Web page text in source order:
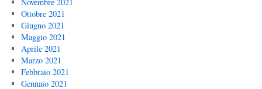
Ottobre 2021
Giugno 2021
Maggio 2021
Aprile 2021
Marzo 2021
Febbraio 2021
Gennaio 2021